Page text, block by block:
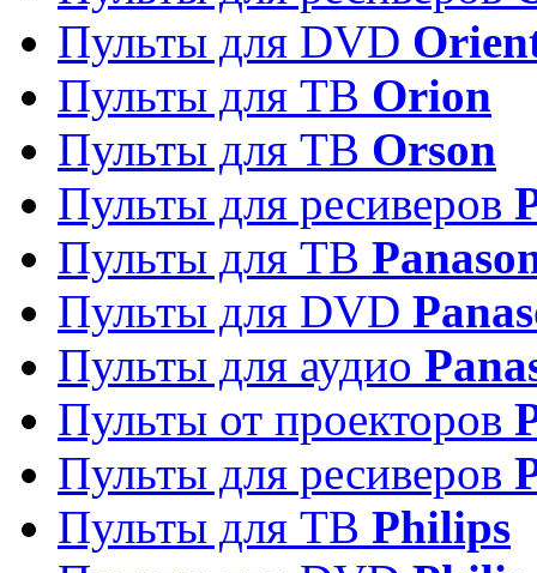
Пульты для DVD
Пульты для ТВ Orion
Пульты для ТВ Orson
Пульты для ресиверов
Пульты для ТВ
Пульты для DVD
Пульты для аудио
Пульты от проекторов
Пульты для ресиверов
Пульты для ТВ Philips